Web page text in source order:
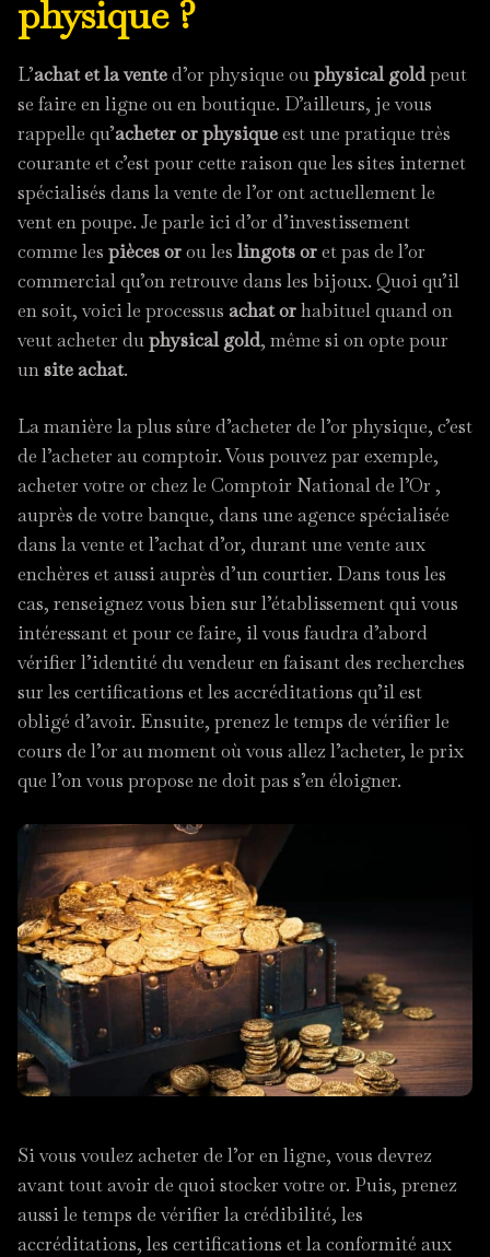
physique ?
L’achat et la vented’or physique ouphysical goldpeut
se faire en ligne ou en boutique. D’ailleurs, je vous
rappelle qu’acheter or physiqueest une pratique très
courante et c’est pour cette raison que les sites internet
spécialisés dans la vente de l’or ont actuellement le
vent en poupe. Je parle ici d’or d’investissement
comme les pièces orou les lingots oret pas de l’or
commercial qu’on retrouve dans les bijoux. Quoi qu’il
en soit, voici le processus achat orhabituel quand on
veut acheter duphysical gold, même si on opte pour
unsite achat.
La manière la plus sûre d’acheter de l’or physique, c’est
de l’acheter au comptoir. Vous pouvez par exemple,
acheter votre or chez le Comptoir National de l’Or ,
auprès de votre banque, dans une agence spécialisée
dans la vente et l’achat d’or, durant une vente aux
enchères et aussi auprès d’un courtier. Dans tous les
cas, renseignez vous bien sur l’établissement qui vous
intéressant et pour ce faire, il vous faudra d’abord
vérifier l’identité du vendeur en faisant des recherches
sur les certifications et les accréditations qu’il est
obligé d’avoir. Ensuite, prenez le temps de vérifier le
cours de l’or au moment où vous allez l’acheter, le prix
que l’on vous propose ne doit pas s’en éloigner.
Si vous voulez acheter de l’or en ligne, vous devrez
avant tout avoir de quoi stocker votre or. Puis, prenez
aussi le temps de vérifier la crédibilité, les
accréditations, les certifications et la conformité aux